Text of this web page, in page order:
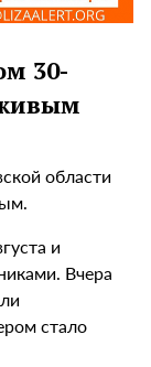
30-
области
и
Вчера
стало